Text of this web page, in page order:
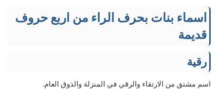
اسماء بنات بحرف الراء من اربع حروف
قديمة
رقية
اسم مشتق من الارتقاء والرقي في المنزلة والذوق العام.